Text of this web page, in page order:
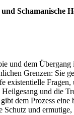
Schamanische
und dem
Grenzen: Sie
und die
dem Prozess
Schutz und